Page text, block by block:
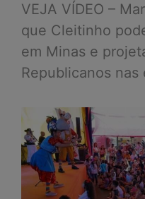
VEJA VÍDEO –
que Cleitinho
em Minas e
Republicanos